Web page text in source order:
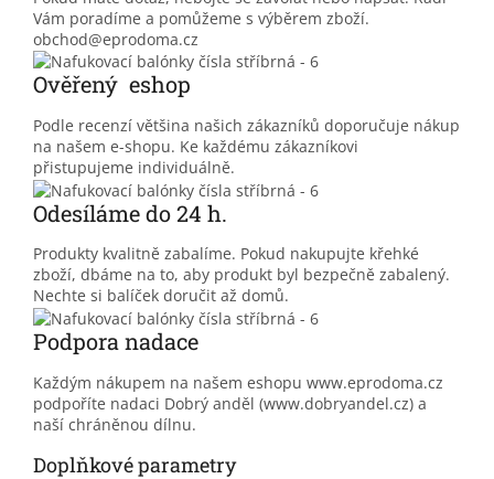
Vám poradíme a pomůžeme s výběrem zboží.
obchod@eprodoma.cz
Ověřený eshop
Podle recenzí většina našich zákazníků doporučuje nákup
na našem e-shopu. Ke každému zákazníkovi
přistupujeme individuálně.
Odesíláme do 24 h.
Produkty kvalitně zabalíme. Pokud nakupujte křehké
zboží, dbáme na to, aby produkt byl bezpečně zabalený.
Nechte si balíček doručit až domů.
Podpora nadace
Každým nákupem na našem eshopu www.eprodoma.cz
podpoříte nadaci Dobrý anděl (www.dobryandel.cz) a
naší chráněnou dílnu.
Doplňkové parametry